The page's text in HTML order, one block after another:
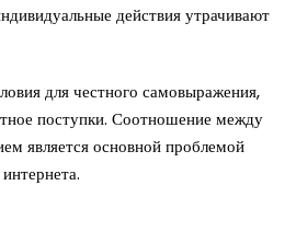
действия утрачивают
для честного самовыражения,
поступки. Соотношение между
является основной проблемой